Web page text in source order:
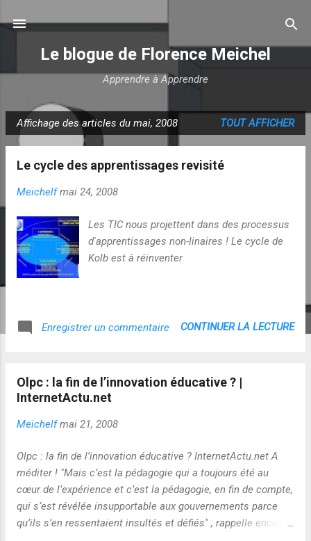
Le blogue de Florence Meichel
Apprendre à Apprendre
A
r
Affichage des articles du mai, 2008 TOUT AFFICHER
Le cycle des apprentissages revisité
Meichelf mai 24, 2008
Les TIC nous projettent dans des processus
d'apprentissages non-linaires ! Le cycle de
Kolb est à réinventer
Enregistrer un commentaire CONTINUER LA LECTURE
Olpc : la fin de l’innovation éducative ? |
InternetActu.net
Meichelf mai 21, 2008
Olpc : la fin de l’innovation éducative ? InternetActu.net A
méditer ! "Mais c’est la pédagogie qui a toujours été au
cœur de l’expérience et c’est la pédagogie, en fin de compte,
qui s’est révélée insupportable aux gouvernements parce
qu’ils s’en ressentaient insultés et défiés" , rappelle encore